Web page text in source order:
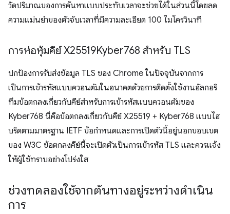
วัดปริมาณของการค้นหาแบบประทับเวลาจะช่วยได้ในส่วนนี้โดยลด
ความแม่นยำของตัวจับเวลาที่มีความละเอียด 100 ไมโครวินาที
การห่อหุ้มคีย์ X25519Kyber768 สำหรับ TLS
ปกป้องการรับส่งข้อมูล TLS ของ Chrome ในปัจจุบันจากการ
เป็นการเข้ารหัสแบบควอนตัมในอนาคตด้วยการติดตั้งใช้งานอัลกอริ
ทึมข้อตกลงเกี่ยวกับคีย์สำหรับการเข้ารหัสแบบควอนตัมของ
Kyber768 นี่คือข้อตกลงเกี่ยวกับคีย์ X25519 + Kyber768 แบบไฮ
บริดตามมาตรฐาน IETF ข้อกำหนดและการเปิดตัวนี้อยู่นอกขอบเขต
ของ W3C ข้อตกลงคีย์นี้จะเปิดตัวเป็นการเข้ารหัส TLS และควรแจ้ง
ให้ผู้ใช้ทราบอย่างโปร่งใส
ช่วงทดลองใช้จากต้นทางอยู่ระหว่างดำเนิน
การ